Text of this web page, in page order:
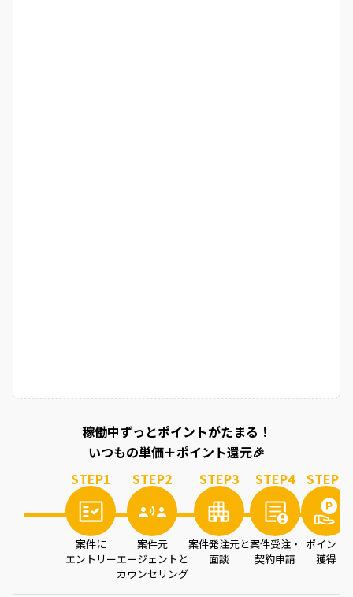
稼働中ずっとポイントがたまる！
いつもの単価＋ポイント還元🎉
STEP1
案件に
エントリー
STEP2
案件元
エージェントと
カウンセリング
STEP3
案件発注元と
面談
STEP4
案件受注・
契約申請
STEP5
ポイント
獲得